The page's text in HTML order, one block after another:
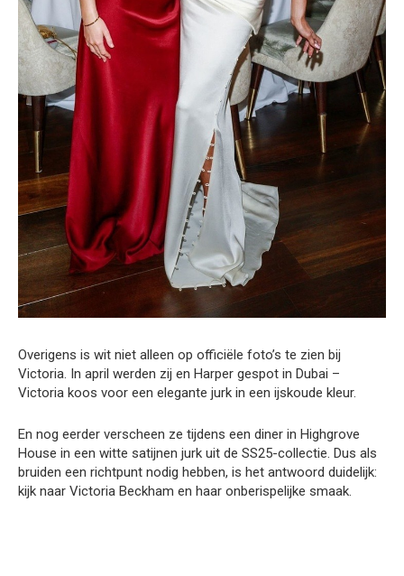
Overigens is wit niet alleen op officiële foto’s te zien bij
Victoria. In april werden zij en Harper gespot in Dubai –
Victoria koos voor een elegante jurk in een ijskoude kleur.
En nog eerder verscheen ze tijdens een diner in Highgrove
House in een witte satijnen jurk uit de SS25-collectie. Dus als
bruiden een richtpunt nodig hebben, is het antwoord duidelijk:
kijk naar Victoria Beckham en haar onberispelijke smaak.